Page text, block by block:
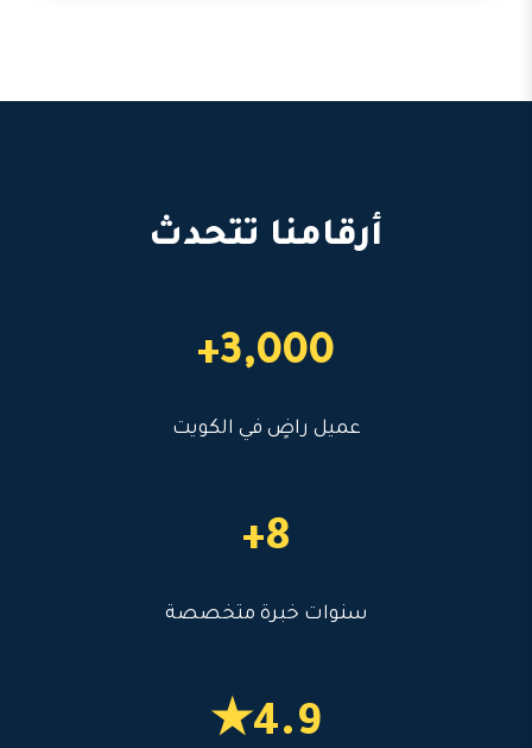
أرقامنا تتحدث
3,000+
عميل راضٍ في الكويت
8+
سنوات خبرة متخصصة
4.9★